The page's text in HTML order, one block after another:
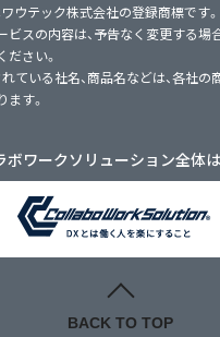
手AI検査システム（登録番号
に登録されました。
能の販売を開始しまし
手をスマホで撮影するだけ
否判定してくれるサービスで
お知らせ
ウテック株式会社の登録商標です。
スの内容は、予告なく変更する場
ださい。
ている社名、商品名などは、各社
す。
ボワークソリューション全体
BACK TO TOP